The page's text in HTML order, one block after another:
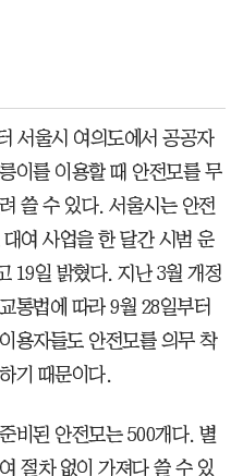
서울시 여의도에서 공공자
이를 이용할 때 안전모를 무
쓸 수 있다. 서울시는 안전
대여 사업을 한 달간 시범 운
19일 밝혔다. 지난 3월 개정
통법에 따라 9월 28일부터
용자들도 안전모를 의무 착
기 때문이다.
비된 안전모는 500개다. 별
절차 없이 가져다 쓸 수 있